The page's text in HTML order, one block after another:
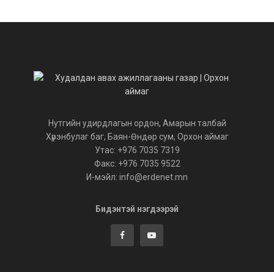
Нутгийн удирдлагын ордон, Амарын талбай
Хүрэнбулаг баг, Баян-Өндөр сум, Орхон аймаг
Утас: +976 7035 7319
Факс: +976 7035 9522
И-мэйл: info@erdenet.mn
Бидэнтэй нэгдээрэй